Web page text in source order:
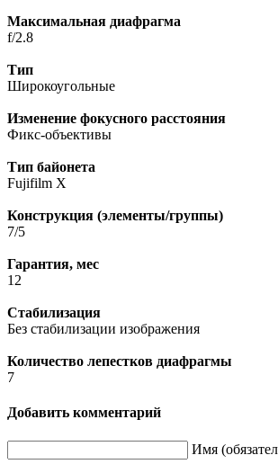
Максимальная диафрагма
f/2.8
Тип
Широкоугольные
Изменение фокусного расстояния
Фикс-объективы
Тип байонета
Fujifilm X
Конструкция (элементы/группы)
7/5
Гарантия, мес
12
Стабилизация
Без стабилизации изображения
Количество лепестков диафрагмы
7
Добавить комментарий
Имя